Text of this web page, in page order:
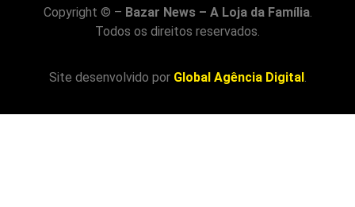
Copyright © – Bazar News – A Loja da Família.
Todos os direitos reservados.
Site desenvolvido por Global Agência Digital.